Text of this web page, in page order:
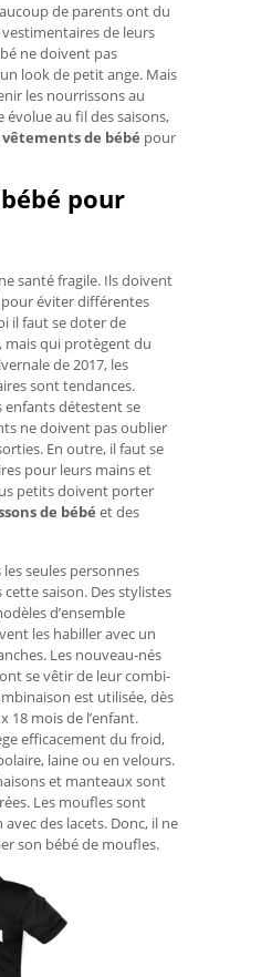
de parents ont du
de leurs
ne doivent pas
look de petit ange. Mais
les nourrissons au
évolue au fil des saisons,
vêtements de bébé pour
pour
santé fragile. Ils doivent
éviter différentes
il faut se doter de
qui protègent du
de 2017, les
sont tendances.
enfants détestent se
ne doivent pas oublier
En outre, il faut se
pour leurs mains et
petits doivent porter
de bébé et des
seules personnes
saison. Des stylistes
d’ensemble
les habiller avec un
Les nouveau-nés
se vêtir de leur combi-
est utilisée, dès
18 mois de l’enfant.
efficacement du froid,
laine ou en velours.
et manteaux sont
Les moufles sont
des lacets. Donc, il ne
son bébé de moufles.